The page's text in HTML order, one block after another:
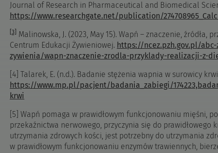
Journal of Research in Pharmaceutical and Biomedical
https://www.researchgate.net/publication/
[3]
Malinowska, J. (2023, May 15). Wapń – znaczenie, źródła,
Centrum Edukacji Żywieniowej. https://ncez.pzh.gov.pl/
zywienia/wapn-znaczenie-zrodla-przyklady-realizacji-z-
[4] Talarek, E. (n.d.). Badanie stężenia wapnia w surowicy
https://www.mp.pl/pacjent/badania_zabiegi/
krwi
[5] Wapń pomaga w prawidłowym funkcjonowaniu mięśni,
przekaźnictwa nerwowego, przyczynia się do prawidłowego
utrzymania zdrowych kości, jest potrzebny do utrzymania
w prawidłowym funkcjonowaniu enzymów trawiennych,